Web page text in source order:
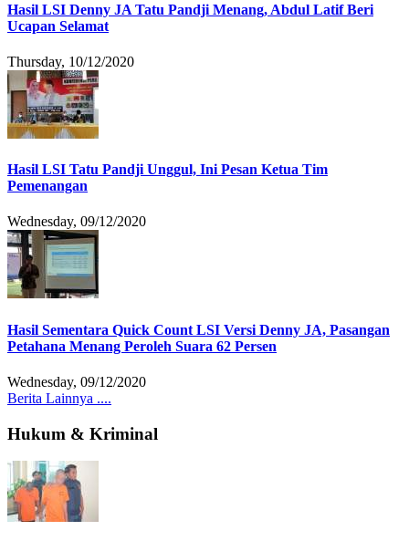
Hasil LSI Denny JA Tatu Pandji Menang, Abdul Latif Beri
Ucapan Selamat
Thursday, 10/12/2020
Hasil LSI Tatu Pandji Unggul, Ini Pesan Ketua Tim
Pemenangan
Wednesday, 09/12/2020
Hasil Sementara Quick Count LSI Versi Denny JA, Pasangan
Petahana Menang Peroleh Suara 62 Persen
Wednesday, 09/12/2020
Berita Lainnya ....
Hukum & Kriminal